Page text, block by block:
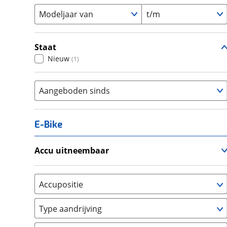
Modeljaar van t/m
Staat
Nieuw (1)
Aangeboden sinds
E-Bike
Accu uitneembaar
Nee, vast (0)
Accupositie
Bagagedrager (0)
Frame (0 )
Type aandrijving
Achterwiel (0)